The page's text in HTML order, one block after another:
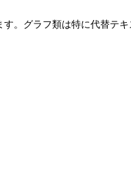
。グラフ類は特に代替テ